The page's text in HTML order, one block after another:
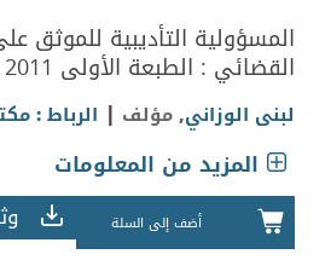
المسؤولية التأديبية للموثق
القضائي : الطبعة الأولى 2011
لبنى الوزاني, مؤلف | الرباط :
المزيد من المعلومات
أضف إلى السلة